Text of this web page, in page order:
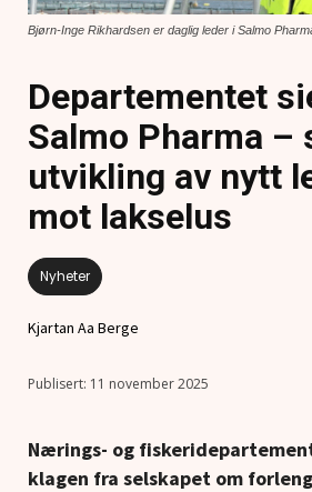
Bjørn-Inge Rikhardsen er daglig leder i Salmo
Departementet
Salmo Pharma –
utvikling av nytt
mot lakselus
Nyheter
Kjartan Aa Berge
11 november 2025
Nærings- og
klagen fra selskapet om